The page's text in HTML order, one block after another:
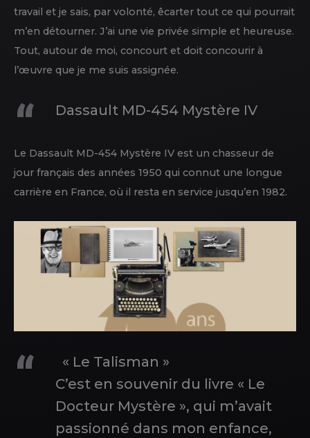
travail et je sais, par volonté, êcarter tout ce qui pourrait
m’en détourner. J’ai une vie privée simple et heureuse.
Tout, autour de moi, concourt et doit concourir à
l’œuvre que je me suis assignée.
Dassault MD-454 Mystère IV
Le Dassault MD-454 Mystère IV est un chasseur de
jour français des années 1950 qui connut une longue
carrière en France, où il resta en service jusqu’en 1982.
« Le Talisman »
C’est en souvenir du livre « Le
Docteur Mystère », qui m’avait
passionné dans mon enfance,